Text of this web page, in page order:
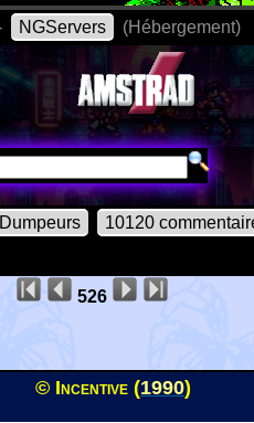
NGServers (Hébergement)
Dumpeurs 10120
526
© Incentive (1990)